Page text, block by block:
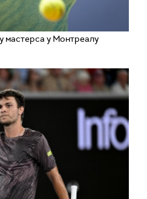
мастерса у Монтреалу